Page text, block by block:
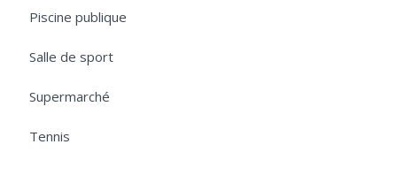
Piscine publique
Salle de sport
Supermarché
Tennis